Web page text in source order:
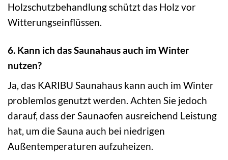
Holzschutzbehandlung schützt das Holz vor
Witterungseinflüssen.
6. Kann ich das Saunahaus auch im Winter
nutzen?
Ja, das KARIBU Saunahaus kann auch im Winter
problemlos genutzt werden. Achten Sie jedoch
darauf, dass der Saunaofen ausreichend Leistung
hat, um die Sauna auch bei niedrigen
Außentemperaturen aufzuheizen.